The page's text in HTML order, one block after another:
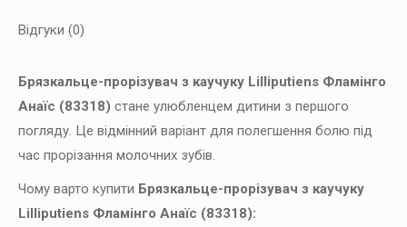
Відгуки (0)
Брязкальце-прорізувач з каучуку Lilliputiens Фламінго
Анаїс (83318) стане улюбленцем дитини з першого
погляду. Це відмінний варіант для полегшення болю під
час прорізання молочних зубів.
Чому варто купити Брязкальце-прорізувач з каучуку
Lilliputiens Фламінго Анаїс (83318):